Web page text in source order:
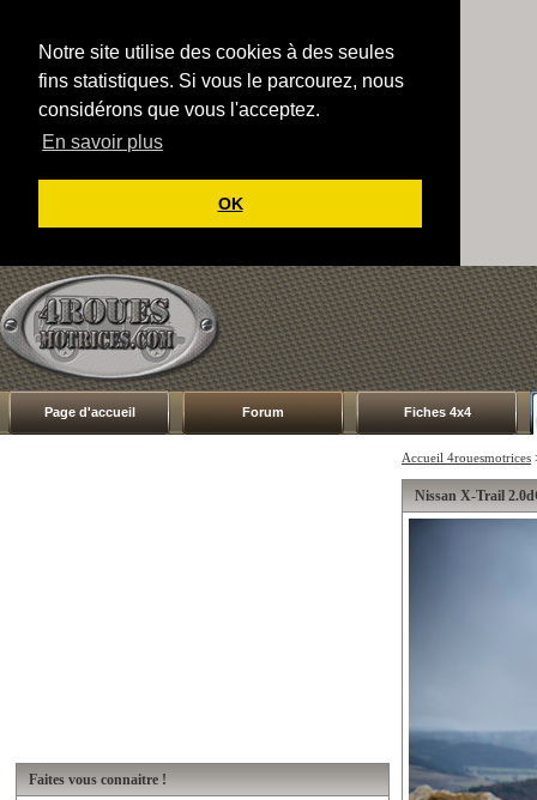
Notre site utilise des cookies à des seules
fins statistiques. Si vous le parcourez, nous
considérons que vous l'acceptez.
En savoir plus
OK
Page d'accueil Forum Fiches 4x4
Faites vous connaitre !
Accueil 4rouesmotrices
Nissan X-Trail